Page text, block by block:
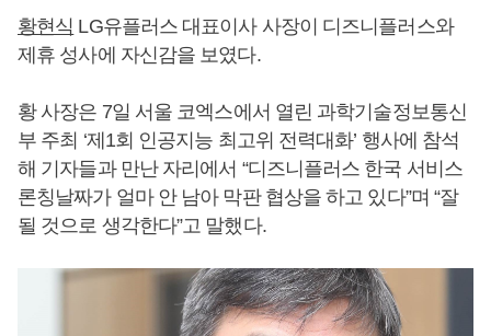
황현식 LG유플러스 대표이사 사장이 디즈니플러스와
제휴 성사에 자신감을 보였다.
황 사장은 7일 서울 코엑스에서 열린 과학기술정보통신
부 주최 ‘제1회 인공지능 최고위 전력대화’ 행사에 참석
해 기자들과 만난 자리에서 “디즈니플러스 한국 서비스
론칭날짜가 얼마 안 남아 막판 협상을 하고 있다”며 “잘
될 것으로 생각한다”고 말했다.